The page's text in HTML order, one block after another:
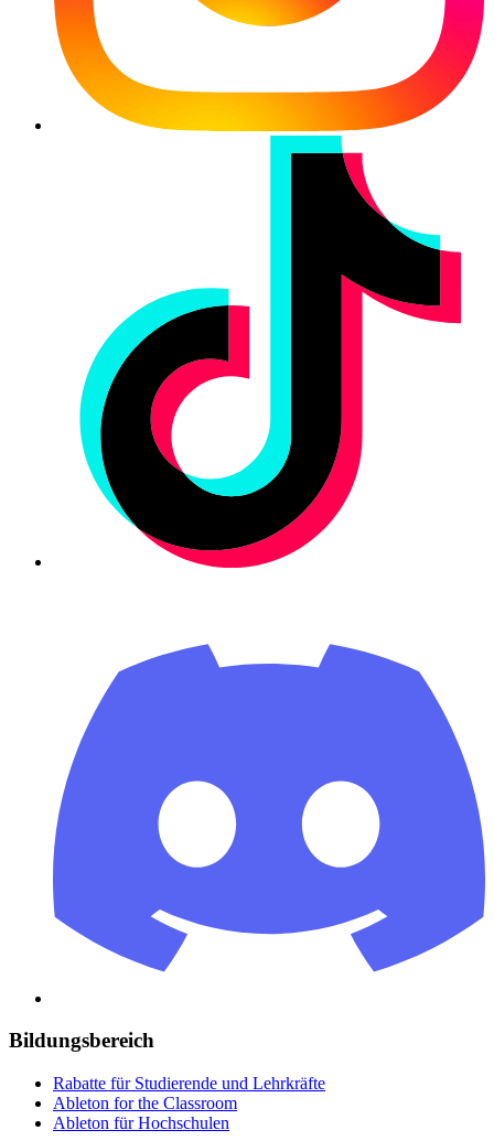
Bildungsbereich
Rabatte für Studierende und Lehrkräfte
Ableton for the Classroom
Ableton für Hochschulen